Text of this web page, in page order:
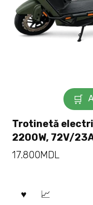
Trotinetă
2200W, 72V/
17.800MDL